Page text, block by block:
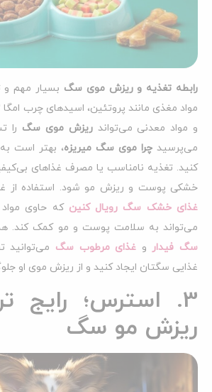
رابطه تغذیه و ریزش موی سگ بسیار مهم و
و مواد معدنی می‌تواندریزش موی سگ را
می‌پرسید چرا موی سگ میریزه، بهتر است
کنید. تغذیه نامناسب یا مصرف غذاهای
خشکی پوست و ریزش مو شود. استفاده از
غذای خشک سگ رویال کنین که حاوی
می‌تواند به سلامت پوست و مو کمک کند.
سگ فیدار و غذای مرطوب سگ می‌توانید
غذایی سگتان ایجاد کنید و از ریزش موی او
3. استرس؛ رایج
ریزش مو سگ